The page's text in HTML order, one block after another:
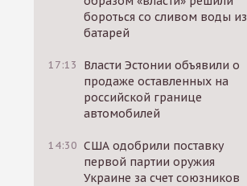
бороться со сливом воды из
батарей
17:13
Власти Эстонии объявили о
продаже оставленных на
российской границе
автомобилей
14:30 США одобрили поставку
первой партии оружия
Украине за счет союзников